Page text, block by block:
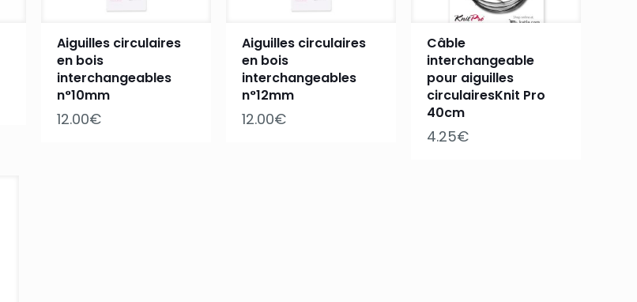
Aiguilles circulaires
en bois
interchangeables
n°10mm
12.00€
Aiguilles circulaires
en bois
interchangeables
n°12mm
12.00€
Câble
interchangeable
pour aiguilles
circulairesKnit Pro
40cm
4.25€